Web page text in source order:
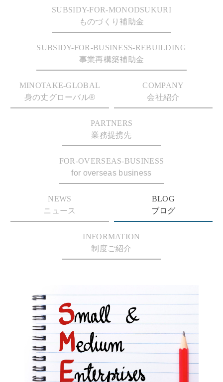
SUBSIDY-FOR-MONODSUKURI
ものづくり補助金
SUBSIDY-FOR-BUSINESS-REBUILDING
事業再構築補助金
MINOTAKE-GLOBAL
身の丈グローバル®
COMPANY
会社紹介
PARTNERS
業務提携先
FOR-OVERSEAS-BUSINESS
for overseas business
NEWS
ニュース
BLOG
ブログ
INFORMATION
制度ご紹介